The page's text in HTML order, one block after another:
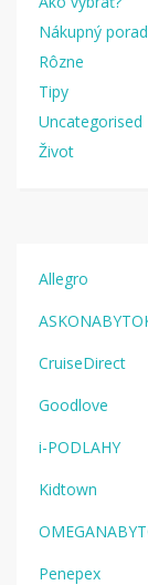
Nákupný
Rôzne
Tipy
Uncategorised
Život
Allegro
CruiseDirect
Goodlove
i-PODLAHY
Kidtown
Penepex